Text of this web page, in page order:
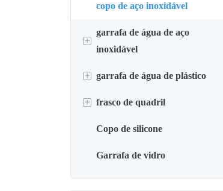
copo de aço inoxidável
+
garrafa de água de aço
inoxidável
eletrodoméstico
+ garrafa de água de plástico
jarro de plástico
garrafa de água esportiva
+ frasco de quadril
frasco de quadril de aço
Copo de silicone
Garrafa de vidro